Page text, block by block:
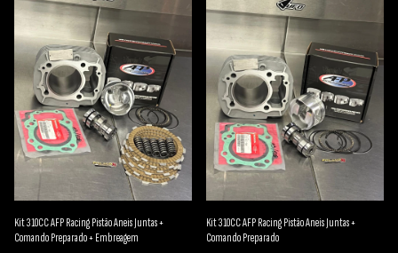
Kit 310CC AFP Racing Pistão Aneis Juntas +
Comando Preparado + Embreagem
Kit 310CC AFP Racing Pistão Aneis Juntas +
Comando Preparado